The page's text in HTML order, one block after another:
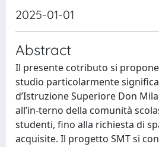
2025-01-01
Abstract
Il presente cotributo si
studio particolarmente
d’Istruzione Superiore Don
all’in-terno della comunità
studenti, fino alla richiesta di
acquisite. Il progetto SMT si